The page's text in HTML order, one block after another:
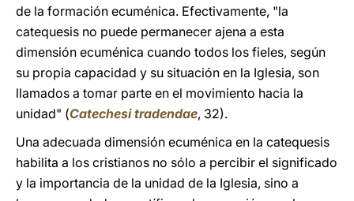
de la formación ecuménica. Efectivamente, "la
catequesis no puede permanecer ajena a esta
dimensión ecuménica cuando todos los fieles, según
su propia capacidad y su situación en la Iglesia, son
llamados a tomar parte en el movimiento hacia la
unidad" (Catechesi tradendae, 32).
Una adecuada dimensión ecuménica en la catequesis
habilita a los cristianos no sólo a percibir el significado
y la importancia de la unidad de la Iglesia, sino a